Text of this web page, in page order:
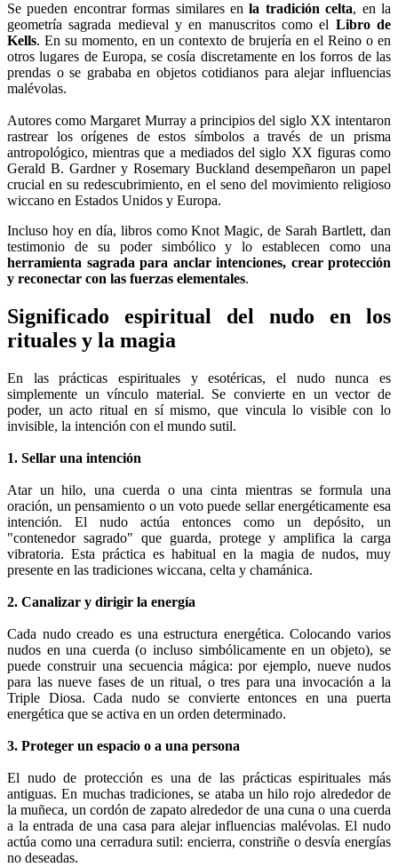
Se pueden encontrar formas similares enla tradición celta, en la
geometría sagrada medieval y en manuscritos como el Libro de
Kells. En su momento, en un contexto de brujería en el Reino o en
otros lugares de Europa, se cosía discretamente en los forros de las
prendas o se grababa en objetos cotidianos para alejar influencias
malévolas.
Autores como Margaret Murray a principios del siglo XX intentaron
rastrear los orígenes de estos símbolos a través de un prisma
antropológico, mientras que a mediados del siglo XX figuras como
Gerald B. Gardner y Rosemary Buckland desempeñaron un papel
crucial en su redescubrimiento, en el seno del movimiento religioso
wiccano en Estados Unidos y Europa.
Incluso hoy en día, libros como Knot Magic, de Sarah Bartlett, dan
testimonio de su poder simbólico y lo establecen como una
herramienta sagrada para anclar intenciones, crear protección
y reconectar con las fuerzas elementales.
Significado espiritual del nudo en los
rituales y la magia
En las prácticas espirituales y esotéricas, el nudo nunca es
simplemente un vínculo material. Se convierte en un vector de
poder, un acto ritual en sí mismo, que vincula lo visible con lo
invisible, la intención con el mundo sutil.
1. Sellar una intención
Atar un hilo, una cuerda o una cinta mientras se formula una
oración, un pensamiento o un voto puede sellar energéticamente esa
intención. El nudo actúa entonces como un depósito, un
"contenedor sagrado" que guarda, protege y amplifica la carga
vibratoria. Esta práctica es habitual en la magia de nudos, muy
presente en las tradiciones wiccana, celta y chamánica.
2. Canalizar y dirigir la energía
Cada nudo creado es una estructura energética. Colocando varios
nudos en una cuerda (o incluso simbólicamente en un objeto), se
puede construir una secuencia mágica: por ejemplo, nueve nudos
para las nueve fases de un ritual, o tres para una invocación a la
Triple Diosa. Cada nudo se convierte entonces en una puerta
energética que se activa en un orden determinado.
3. Proteger un espacio o a una persona
El nudo de protección es una de las prácticas espirituales más
antiguas. En muchas tradiciones, se ataba un hilo rojo alrededor de
la muñeca, un cordón de zapato alrededor de una cuna o una cuerda
a la entrada de una casa para alejar influencias malévolas. El nudo
actúa como una cerradura sutil: encierra, constriñe o desvía energías
no deseadas.